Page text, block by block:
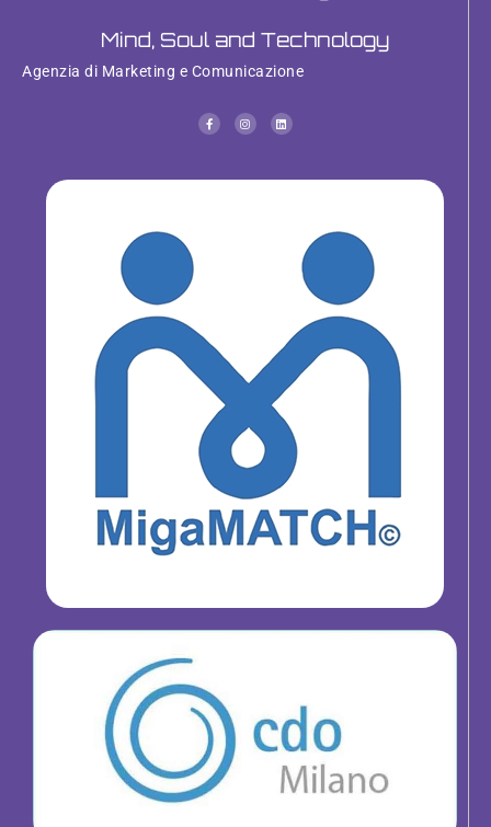
Mind, Soul and Technology
Agenzia di Marketing e Comunicazione